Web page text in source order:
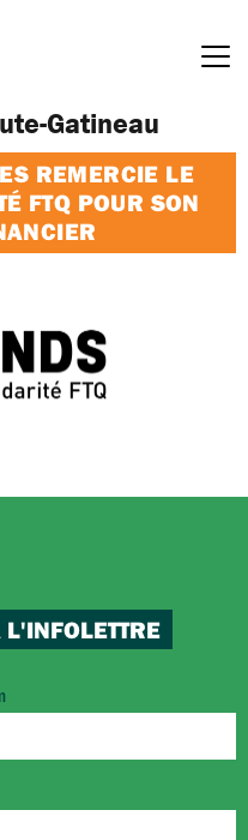
Gatineau
REMERCIE LE
FTQ POUR SON